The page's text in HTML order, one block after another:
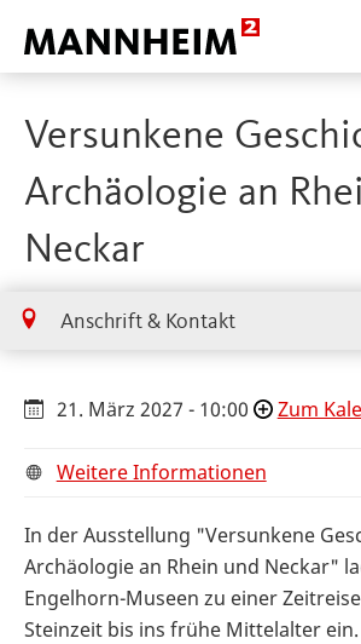
Versunkene
Archäologie an
Neckar
Anschrift & Kontakt
21. März 2027 - 10:00 Zum
Weitere Informationen
In der Ausstellung "Versunkene
Archäologie an Rhein und Neckar"
Engelhorn-Museen zu einer
Steinzeit bis ins frühe Mittelalter